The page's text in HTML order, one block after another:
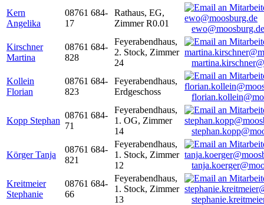
Kern
Angelika
08761 684-
17
Rathaus, EG,
Zimmer R0.01
ewo@moosburg.de
Kirschner
Martina
08761 684-
828
Feyerabendhaus,
2. Stock, Zimmer
24
Kollein
Florian
08761 684-
823
Feyerabendhaus,
Erdgeschoss
Kopp Stephan
08761 684-
71
Feyerabendhaus,
1. OG, Zimmer
14
Körger Tanja
08761 684-
821
Feyerabendhaus,
1. Stock, Zimmer
12
Kreitmeier
Stephanie
08761 684-
66
Feyerabendhaus,
1. Stock, Zimmer
13